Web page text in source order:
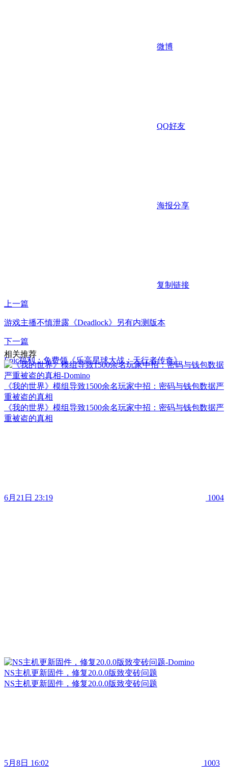
微博
QQ好友
海报分享
复制链接
上一篇
游戏主播不慎泄露《Deadlock》另有内测版本
下一篇
Epic福利：免费领《乐高星球大战：天行者传奇》
相关推荐
《我的世界》模组导致1500余名玩家中招：密码与钱包数据严
重被盗的真相
《我的世界》模组导致1500余名玩家中招：密码与钱包数据严
重被盗的真相
6月21日 23:19 1004
NS主机更新固件，修复20.0.0版致变砖问题
NS主机更新固件，修复20.0.0版致变砖问题
5月8日 16:02 1003